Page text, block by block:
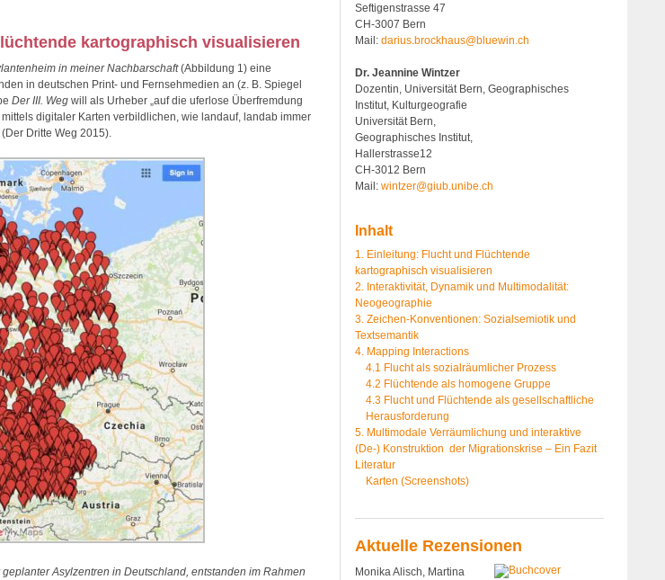
kartographisch visualisieren
in meiner Nachbarschaft(Abbildung 1) eine
in deutschen Print- und Fernsehmedien an (z. B. Spiegel
Der III. Weg will als Urheber „auf die uferlose Überfremdung
digitaler Karten verbildlichen, wie landauf, landab immer
Dritte Weg 2015).
Asylzentren in Deutschland, entstanden im Rahmen
Seftigenstrasse 47
CH-3007 Bern
Mail: darius.brockhaus@bluewin.ch
Dr. Jeannine Wintzer
Dozentin, Universität Bern, Geographisches
Institut, Kulturgeografie
Universität Bern,
Geographisches Institut,
Hallerstrasse12
CH-3012 Bern
Mail: wintzer@giub.unibe.ch
Inhalt
1. Einleitung: Flucht und Flüchtende
kartographisch visualisieren
2. Interaktivität, Dynamik und Multimodalität:
Neogeographie
3. Zeichen-Konventionen: Sozialsemiotik und
Textsemantik
4. Mapping Interactions
4.1 Flucht als sozialräumlicher Prozess
4.2 Flüchtende als homogene Gruppe
4.3 Flucht und Flüchtende als gesellschaftliche
Herausforderung
5. Multimodale Verräumlichung und interaktive
(De-) Konstruktion der Migrationskrise – Ein Fazit
Literatur
Karten (Screenshots)
Aktuelle Rezensionen
Monika Alisch, Martina